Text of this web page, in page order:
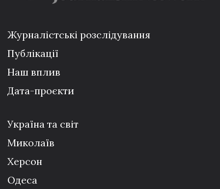
Журналістські розслідування
Публікації
Наш вплив
Дата-проєкти
Україна та світ
Миколаїв
Херсон
Одеса